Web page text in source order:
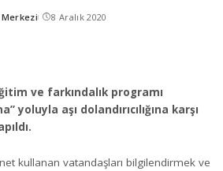
8 Aralık 2020
ve farkındalık programı
yoluyla aşı dolandırıcılığına karşı
kullanan vatandaşları bilgilendirmek ve